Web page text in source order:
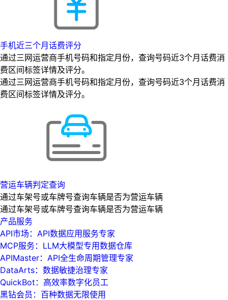
手机近三个月话费评分
通过三网运营商手机号码和指定月份，查询号码近3个月话费消
费区间标签详情及评分。
通过三网运营商手机号码和指定月份，查询号码近3个月话费消
费区间标签详情及评分。
营运车辆判定查询
通过车架号或车牌号查询车辆是否为营运车辆
通过车架号或车牌号查询车辆是否为营运车辆
产品服务
API市场：API数据应用服务专家
MCP服务：LLM大模型专用数据仓库
APIMaster：API全生命周期管理专家
DataArts：数据敏捷治理专家
QuickBot：高效率数字化员工
黑钻会员：百种数据无限使用